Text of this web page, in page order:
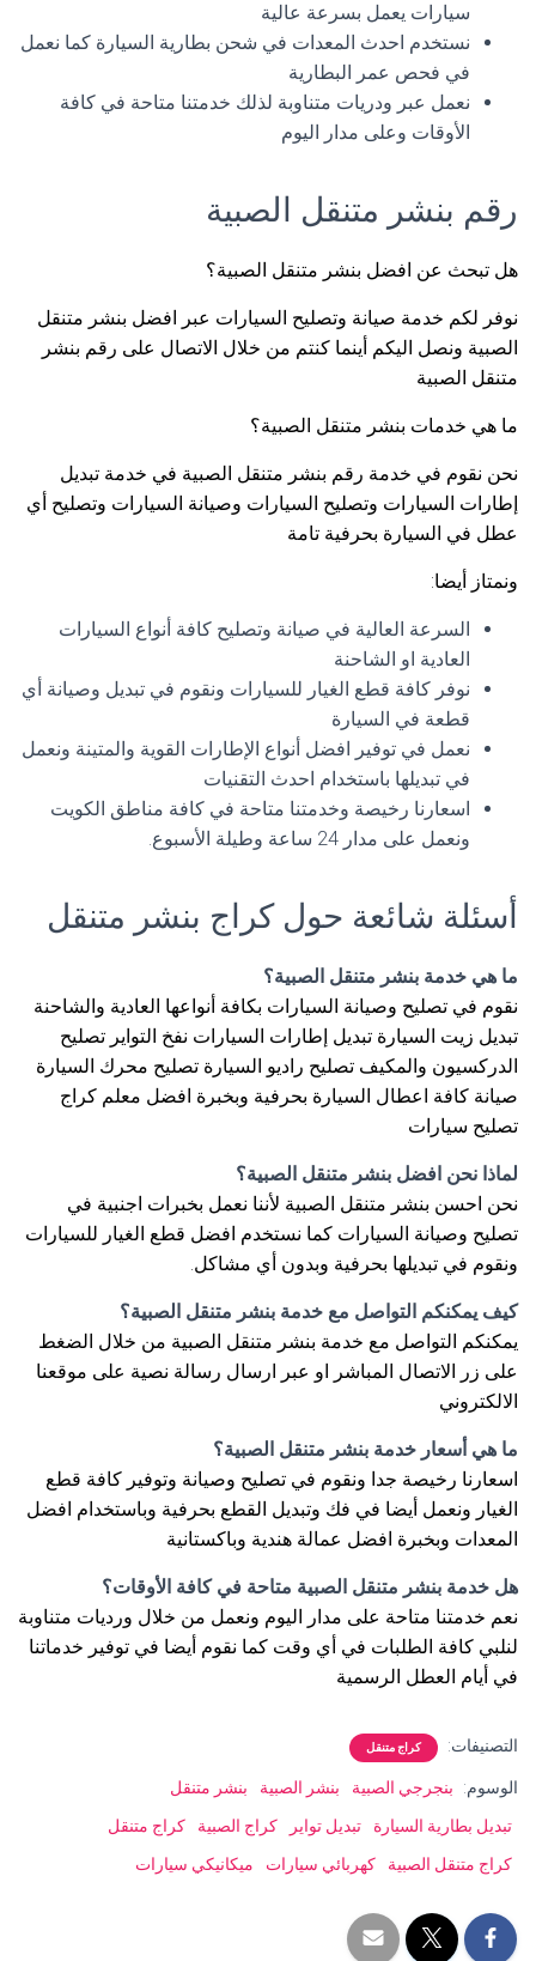
سيارات يعمل بسرعة عالية
نستخدم احدث المعدات في شحن بطارية السيارة كما نعمل
في فحص عمر البطارية
نعمل عبر ودريات متناوبة لذلك خدمتنا متاحة في كافة
الأوقات وعلى مدار اليوم
رقم بنشر متنقل الصبية
هل تبحث عن افضل بنشر متنقل الصبية؟
نوفر لكم خدمة صيانة وتصليح السيارات عبر افضل بنشر متنقل
الصبية ونصل اليكم أينما كنتم من خلال الاتصال على رقم بنشر
متنقل الصبية
ما هي خدمات بنشر متنقل الصبية؟
نحن نقوم في خدمة رقم بنشر متنقل الصبية في خدمة تبديل
إطارات السيارات وتصليح السيارات وصيانة السيارات وتصليح أي
عطل في السيارة بحرفية تامة
ونمتاز أيضا:
السرعة العالية في صيانة وتصليح كافة أنواع السيارات
العادية او الشاحنة
نوفر كافة قطع الغيار للسيارات ونقوم في تبديل وصيانة أي
قطعة في السيارة
نعمل في توفير افضل أنواع الإطارات القوية والمتينة ونعمل
في تبديلها باستخدام احدث التقنيات
اسعارنا رخيصة وخدمتنا متاحة في كافة مناطق الكويت
ونعمل على مدار 24 ساعة وطيلة الأسبوع.
أسئلة شائعة حول كراج بنشر متنقل
ما هي خدمة بنشر متنقل الصبية؟
نقوم في تصليح وصيانة السيارات بكافة أنواعها العادية والشاحنة
تبديل زيت السيارة تبديل إطارات السيارات نفخ التواير تصليح
الدركسيون والمكيف تصليح راديو السيارة تصليح محرك السيارة
صيانة كافة اعطال السيارة بحرفية وبخبرة افضل معلم كراج
تصليح سيارات
لماذا نحن افضل بنشر متنقل الصبية؟
نحن احسن بنشر متنقل الصبية لأننا نعمل بخبرات اجنبية في
تصليح وصيانة السيارات كما نستخدم افضل قطع الغيار للسيارات
ونقوم في تبديلها بحرفية وبدون أي مشاكل.
كيف يمكنكم التواصل مع خدمة بنشر متنقل الصبية؟
يمكنكم التواصل مع خدمة بنشر متنقل الصبية من خلال الضغط
على زر الاتصال المباشر او عبر ارسال رسالة نصية على موقعنا
الالكتروني
ما هي أسعار خدمة بنشر متنقل الصبية؟
اسعارنا رخيصة جدا ونقوم في تصليح وصيانة وتوفير كافة قطع
الغيار ونعمل أيضا في فك وتبديل القطع بحرفية وباستخدام افضل
المعدات وبخبرة افضل عمالة هندية وباكستانية
هل خدمة بنشر متنقل الصبية متاحة في كافة الأوقات؟
نعم خدمتنا متاحة على مدار اليوم ونعمل من خلال ورديات متناوبة
لنلبي كافة الطلبات في أي وقت كما نقوم أيضا في توفير خدماتنا
في أيام العطل الرسمية
التصنيفات: كراج متنقل
الوسوم: بنجرجي الصبية بنشر الصبية
بنشر متنقل
تبديل بطارية السيارة
تبديل تواير كراج الصبية
كراج متنقل
كراج متنقل الصبية
كهربائي سيارات ميكانيكي سيارات